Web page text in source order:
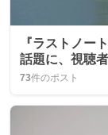
『ラストノー
話題に、視聴
73件のポスト